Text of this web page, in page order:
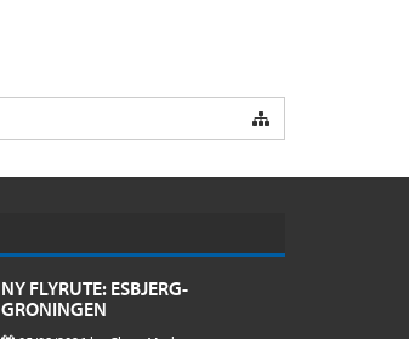
NY FLYRUTE: ESBJERG-
GRONINGEN